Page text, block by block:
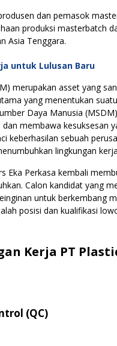
dan pemasok
produksi masterbatch
Asia Tenggara.
untuk Lulusan Baru
merupakan asset yang
yang menentukan
Daya Manusia
membawa kesuksesan
keberhasilan sebuah
lingkungan
Eka Perkasa kembali
Calon kandidat yang
untuk berkembang
posisi dan kualifikasi
Kerja PT
(QC)